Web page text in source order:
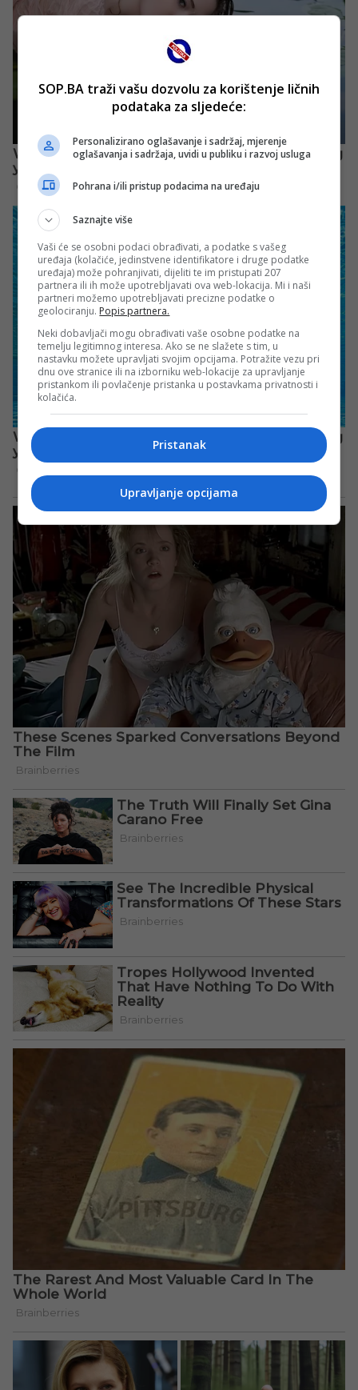
SOP.BA traži vašu dozvolu za korištenje ličnih
podataka za sljedeće:
Personalizirano oglašavanje i sadržaj, mjerenje
oglašavanja i sadržaja, uvidi u publiku i razvoj usluga
Pohrana i/ili pristup podacima na uređaju
Saznajte više
Vaši će se osobni podaci obrađivati, a podatke s vašeg
uređaja (kolačiće, jedinstvene identifikatore i druge podatke
uređaja) može pohranjivati, dijeliti te im pristupati 207
partnera ili ih može upotrebljavati ova web-lokacija. Mi i naši
partneri možemo upotrebljavati precizne podatke o
geolociranju. Popis partnera.
Neki dobavljači mogu obrađivati vaše osobne podatke na
temelju legitimnog interesa. Ako se ne slažete s tim, u
nastavku možete upravljati svojim opcijama. Potražite vezu pri
dnu ove stranice ili na izborniku web-lokacije za upravljanje
pristankom ili povlačenje pristanka u postavkama privatnosti i
kolačića.
Pristanak
Upravljanje opcijama